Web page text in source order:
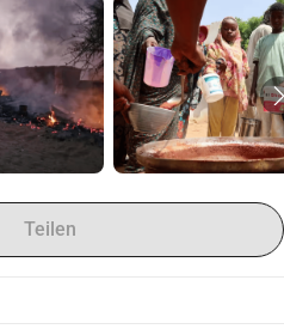
haben aufgehört, auf unsere
einschließlich der Bestätigung
der Durchführung der ersten
und haben sowohl
mehr als 100 Personen geführt,
unseres Ziels von 7.500
unerwartete Wendung der
Teilen